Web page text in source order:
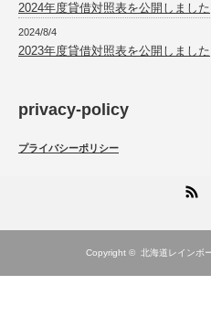
2024年度貸借対照表を公開しました
2024/8/4
2023年度貸借対照表を公開しました
privacy-policy
プライバシーポリシー
Copyright © 北海道レインボ